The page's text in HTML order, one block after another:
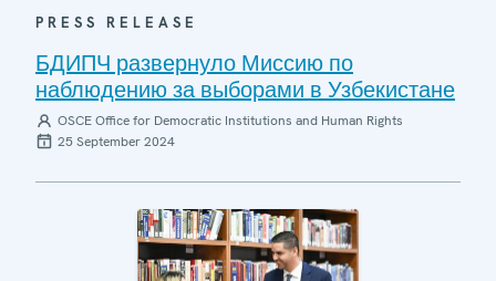
PRESS RELEASE
БДИПЧ развернуло Миссию по
наблюдению за выборами в Узбекистане
OSCE Office for Democratic Institutions and Human Rights
25 September 2024